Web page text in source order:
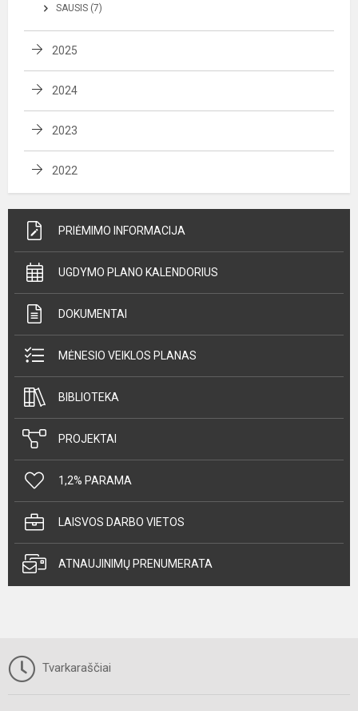
SAUSIS (7)
2025
2024
2023
2022
PRIĖMIMO INFORMACIJA
UGDYMO PLANO KALENDORIUS
DOKUMENTAI
MĖNESIO VEIKLOS PLANAS
BIBLIOTEKA
PROJEKTAI
1,2% PARAMA
LAISVOS DARBO VIETOS
ATNAUJINIMŲ PRENUMERATA
Tvarkaraščiai